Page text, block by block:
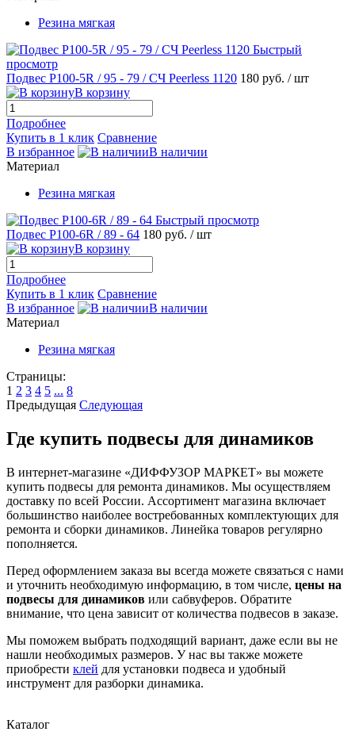
Резина мягкая
Быстрый
просмотр
Подвес Р100-5R / 95 - 79 / СЧ Peerless 1120 180 руб. / шт
В корзину
Подробнее
Купить в 1 клик Сравнение
В избранное
В наличии
Материал
Резина мягкая
Быстрый просмотр
Подвес Р100-6R / 89 - 64 180 руб. / шт
В корзину
Подробнее
Купить в 1 клик Сравнение
В избранное
В наличии
Материал
Резина мягкая
Страницы:
1 2 3 4 5 ... 8
Предыдущая Следующая
Где купить подвесы для динамиков
В интернет-магазине «ДИФФУЗОР МАРКЕТ» вы можете
купить подвесы для ремонта динамиков. Мы осуществляем
доставку по всей России. Ассортимент магазина включает
большинство наиболее востребованных комплектующих для
ремонта и сборки динамиков. Линейка товаров регулярно
пополняется.
Перед оформлением заказа вы всегда можете связаться с нами
и уточнить необходимую информацию, в том числе, цены на
подвесы для динамиков или сабвуферов. Обратите
внимание, что цена зависит от количества подвесов в заказе.
Мы поможем выбрать подходящий вариант, даже если вы не
нашли необходимых размеров. У нас вы также можете
приобрести клей для установки подвеса и удобный
инструмент для разборки динамика.
Каталог